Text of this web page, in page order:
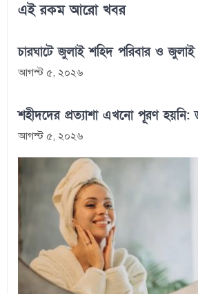
এই রকম আরো খবর
চারঘাটে জুলাই শহিদ পরিবার ও জুলাই
আগস্ট ৫, ২০২৬
শহীদদের প্রত্যাশা এখনো পূরণ হয়নি:
আগস্ট ৫, ২০২৬